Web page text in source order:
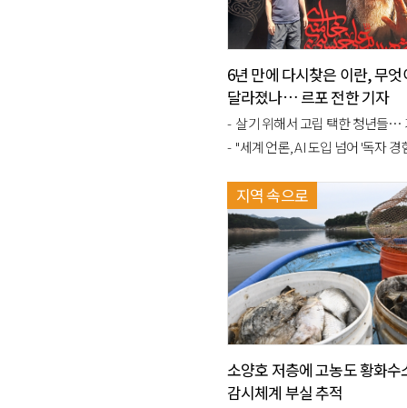
6년 만에 다시찾은 이란, 무엇
달라졌나… 르포 전한 기자
살기 위해서 고립 택한 청년들… 기자들이 목
"세계 언론, AI 도입 넘어 '독자 경험' 경쟁…
지역 속으로
소양호 저층에 고농도 황화
감시체계 부실 추적